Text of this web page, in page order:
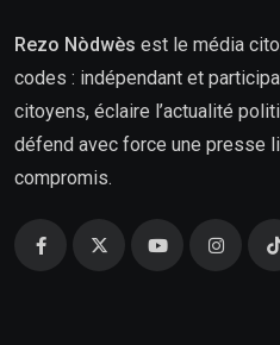
Rezo Nòdwès est le média
codes : indépendant et
citoyens, éclaire l’actualité
défend avec force une presse
compromis.